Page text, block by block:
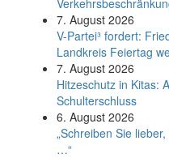
7. August 2026
V-Partei­³ fordert:
Land­kreis Feier­tag
7. August 2026
Hitzeschutz in Kitas:
Schulterschluss
6. August 2026
„Schreiben Sie
…“